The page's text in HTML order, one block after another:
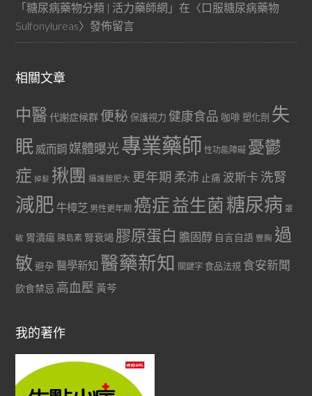
「糖尿病藥物分類 | 活力藥師網 」在〈口服糖尿病藥物
Sulfonylureas〉發佈留言
相關文章
中醫代謝症候群 便秘 保護視力 健康食品 咖啡 塑化劑 失
眠 威而鋼 媒體曝光專業藥師 性功能障礙 憂鬱
症 掉髮 揪團 攝護腺肥大 更年期 柔沛 止痛 波斯卡 洗腎
減肥 牛樟芝 男性更年期 癌症益生菌 糖尿病 罩
敏 胃潰瘍 胰島素 腎衰竭 膠原蛋白 膽固醇 自言自語 豐胸 過
敏 避孕 醫學新知 醫藥新知 關鍵字 食品法規 食安新聞
飲食禁忌 高血壓 黃芩
我的著作